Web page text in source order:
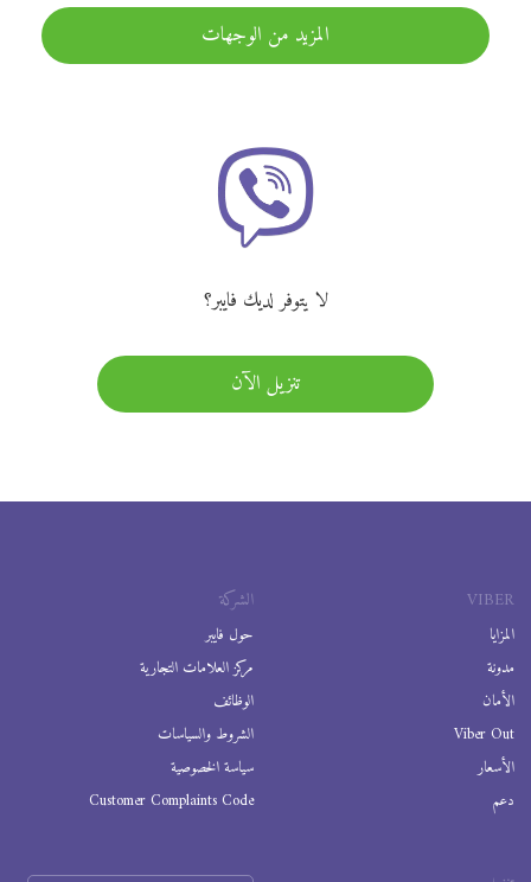
المزيد من الوجهات
لا يتوفر لديك فايبر؟
تنزيل الآن
VIBER
المزايا
مدونة
الأمان
Viber Out
الأسعار
دعم
الشركة
حول فايبر
مركز العلامات التجارية
الوظائف
الشروط والسياسات
سياسة الخصوصية
Customer Complaints Code